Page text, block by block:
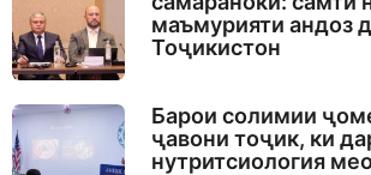
маъмурияти андоз
Тоҷикистон
Барои солимии
ҷавони тоҷик, ки
нутритсиология